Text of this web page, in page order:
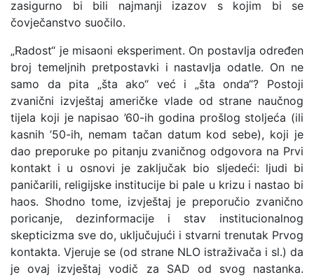
zasigurno bi bili najmanji izazov s kojim bi se
čovječanstvo suočilo.
„Radost“ je misaoni eksperiment. On postavlja određen
broj temeljnih pretpostavki i nastavlja odatle. On ne
samo da pita „šta ako“ već i „šta onda“? Postoji
zvanični izvještaj američke vlade od strane naučnog
tijela koji je napisao ’60-ih godina prošlog stoljeća (ili
kasnih ’50-ih, nemam tačan datum kod sebe), koji je
dao preporuke po pitanju zvaničnog odgovora na Prvi
kontakt i u osnovi je zaključak bio sljedeći: ljudi bi
paničarili, religijske institucije bi pale u krizu i nastao bi
haos. Shodno tome, izvještaj je preporučio zvanično
poricanje, dezinformacije i stav institucionalnog
skepticizma sve do, uključujući i stvarni trenutak Prvog
kontakta. Vjeruje se (od strane NLO istraživača i sl.) da
je ovaj izvještaj vodič za SAD od svog nastanka.